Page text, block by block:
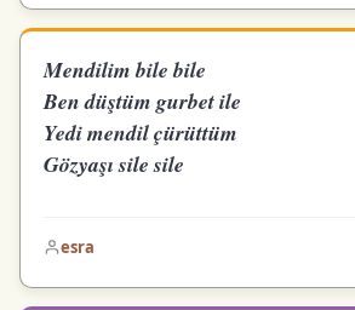
Mendilim bile bile
Ben düştüm gurbet ile
Yedi mendil çürüttüm
Gözyaşı sile sile
esra